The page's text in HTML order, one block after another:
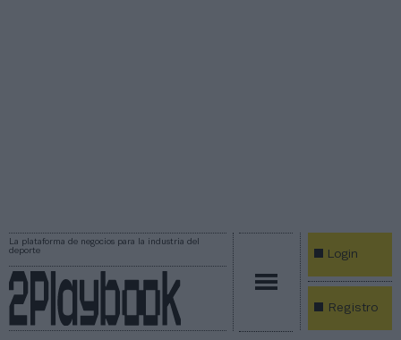
La plataforma de negocios para la industria del
deporte
Login
Registro